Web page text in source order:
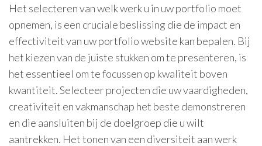
Het selecteren van welk werk u in uw portfolio moet
opnemen, is een cruciale beslissing die de impact en
effectiviteit van uw portfolio website kan bepalen. Bij
het kiezen van de juiste stukken om te presenteren, is
het essentieel om te focussen op kwaliteit boven
kwantiteit. Selecteer projecten die uw vaardigheden,
creativiteit en vakmanschap het beste demonstreren
en die aansluiten bij de doelgroep die u wilt
aantrekken. Het tonen van een diversiteit aan werk